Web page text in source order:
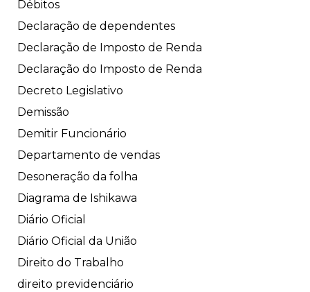
Débitos
Declaração de dependentes
Declaração de Imposto de Renda
Declaração do Imposto de Renda
Decreto Legislativo
Demissão
Demitir Funcionário
Departamento de vendas
Desoneração da folha
Diagrama de Ishikawa
Diário Oficial
Diário Oficial da União
Direito do Trabalho
direito previdenciário